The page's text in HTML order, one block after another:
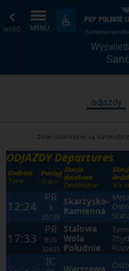
wróć MENU
i
odjazdy
Dane odświeżane są
ODJAZDY Departures
Godzina
Time
Pociąg
Train
Stacja
docelowa
Destination
Via
12:24
PR
R
20738
Skarżysko-
Kamienna
17:33
PR
BUS
32435
Stalowa
Wola
Południe
IC